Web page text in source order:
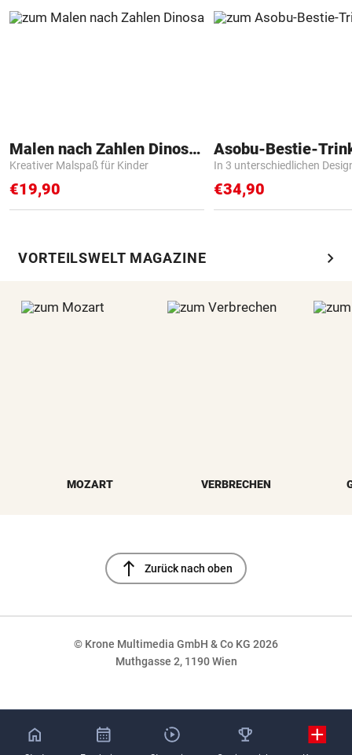
Malen nach Zahlen Dinosaurier
Kreativer Malspaß für Kinder
€19,90
Asobu-Bestie-
In 3 unterschiedlichen
€34,90
VORTEILSWELT MAGAZINE chevron_right
MOZART VERBRECHEN
north Zurück nach oben
© Krone Multimedia GmbH & Co KG 2026
Muthgasse 2, 1190 Wien
NaN%